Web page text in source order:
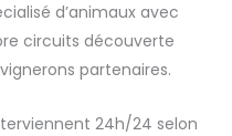
d’animaux avec
circuits découverte
partenaires.
24h/24 selon